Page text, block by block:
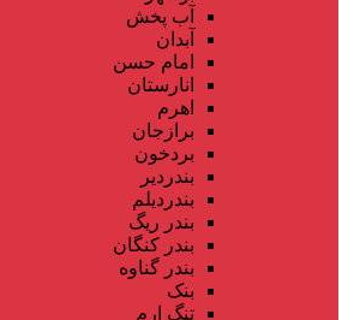
آب پخش
آبدان
امام حسن
انارستان
اهرم
برازجان
بردخون
بندردیر
بندردیلم
بندر ریگ
بندر کنگان
بندر گناوه
بنک
تنگ ارم